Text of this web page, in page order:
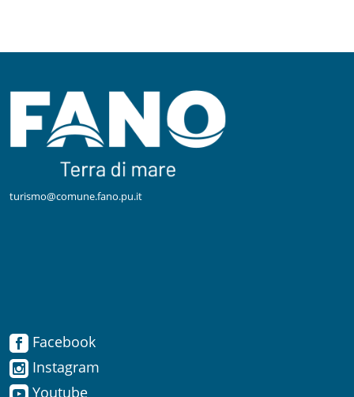
Instagram
turismo@comune.fano.pu.it
Facebook
Instagram
Youtube